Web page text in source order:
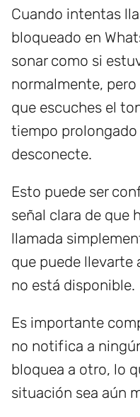
Cuando intentas
bloqueado en
sonar como si
normalmente,
que escuches el
tiempo
desconecte.
Esto puede ser
señal clara de que
llamada
que puede llevarte
no está disponible.
Es importante
no notifica a
bloquea a otro, lo
situación sea aún